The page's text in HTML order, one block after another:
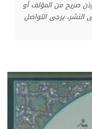
صريح من المؤلف أو
يرجى التواصل